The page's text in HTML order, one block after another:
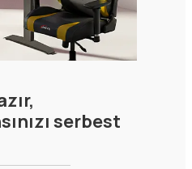
serbest